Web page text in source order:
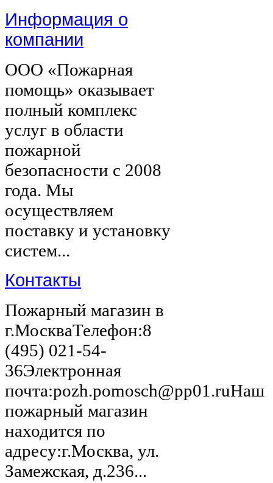
Информация о
компании
ООО «Пожарная
помощь» оказывает
полный комплекс
услуг в области
пожарной
безопасности с 2008
года. Мы
осуществляем
поставку и установку
систем...
Контакты
Пожарный магазин в
г.МоскваТелефон:8
(495) 021-54-
36Электронная
почта:pozh.pomosch@pp01.ruНаш
пожарный магазин
находится по
адресу:г.Москва, ул.
Замежская, д.236...